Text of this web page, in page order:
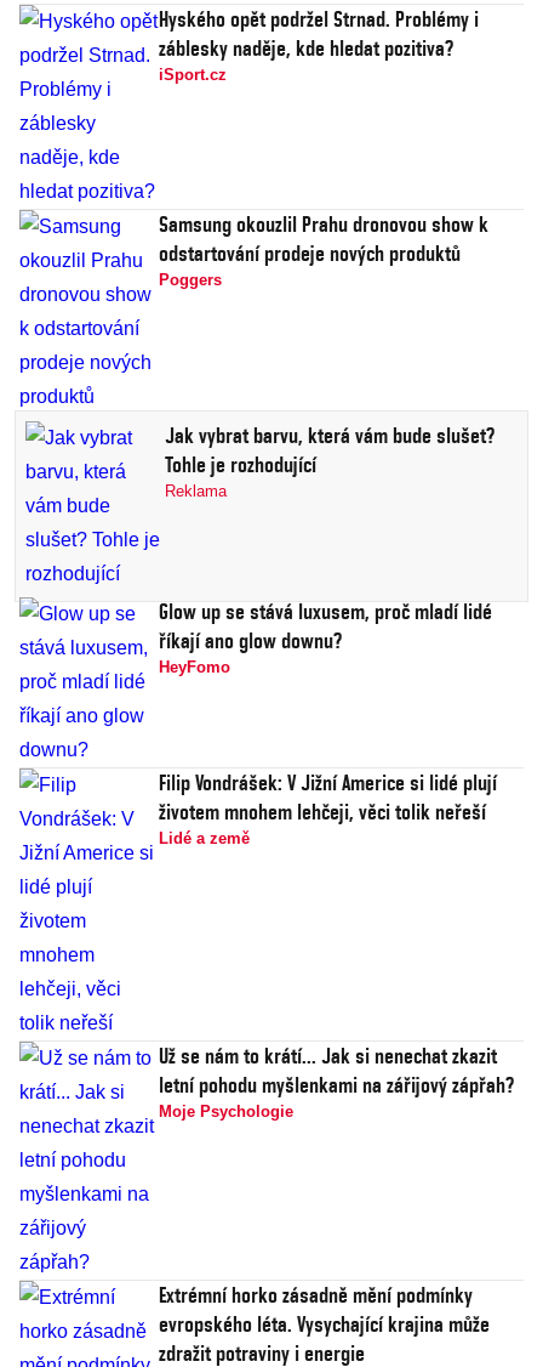
Hyského opět podržel Strnad. Problémy i
záblesky naděje, kde hledat pozitiva?
iSport.cz
Samsung okouzlil Prahu dronovou show k
odstartování prodeje nových produktů
Poggers
Jak vybrat barvu, která vám bude slušet?
Tohle je rozhodující
Reklama
Glow up se stává luxusem, proč mladí lidé
říkají ano glow downu?
HeyFomo
Filip Vondrášek: V Jižní Americe si lidé plují
životem mnohem lehčeji, věci tolik neřeší
Lidé a země
Už se nám to krátí... Jak si nenechat zkazit
letní pohodu myšlenkami na zářijový zápřah?
Moje Psychologie
Extrémní horko zásadně mění podmínky
evropského léta. Vysychající krajina může
zdražit potraviny i energie